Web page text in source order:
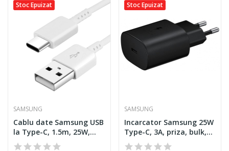
Stoc Epuizat
SAMSUNG
Cablu date Samsung USB
la Type-C, 1.5m, 25W,...
Stoc Epuizat
SAMSUNG
Incarcator Samsung 25W
Type-C, 3A, priza, bulk,...